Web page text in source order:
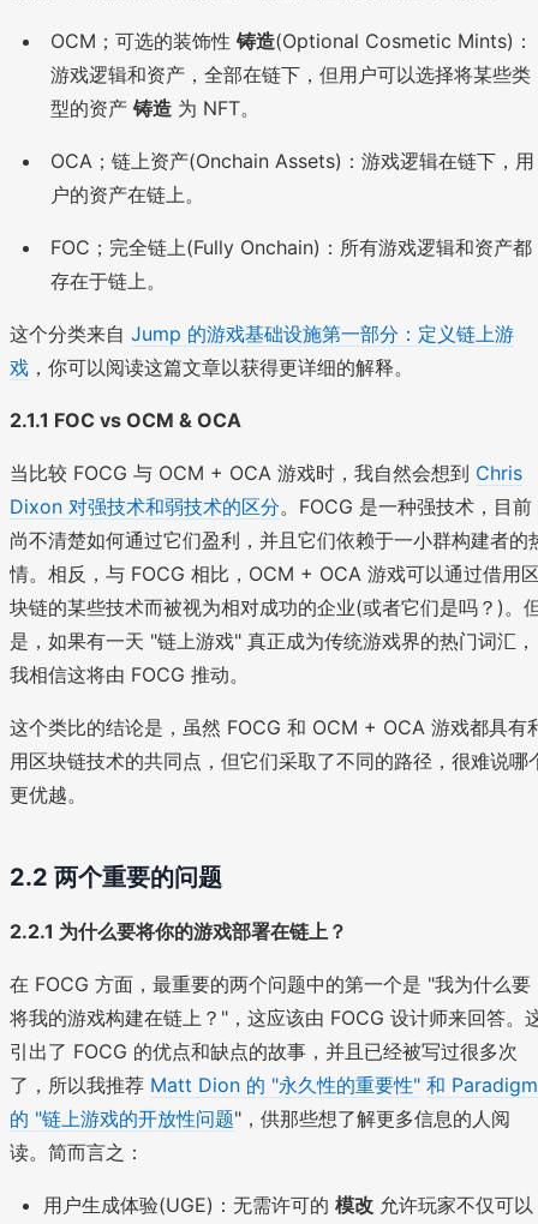
OCM；可选的装饰性 铸造(Optional Cosmetic Mints)：
游戏逻辑和资产，全部在链下，但用户可以选择将某些类
型的资产 铸造 为 NFT。
OCA；链上资产(Onchain Assets)：游戏逻辑在链下，用
户的资产在链上。
FOC；完全链上(Fully Onchain)：所有游戏逻辑和资产都
存在于链上。
这个分类来自 Jump 的游戏基础设施第一部分：定义链上游
戏 ，你可以阅读这篇文章以获得更详细的解释。
2.1.1 FOC vs OCM & OCA
当比较 FOCG 与 OCM + OCA 游戏时，我自然会想到 Chris
Dixon 对强技术和弱技术的区分。FOCG 是一种强技术，目前
尚不清楚如何通过它们盈利，并且它们依赖于一小群构建者的
情。相反，与 FOCG 相比，OCM + OCA 游戏可以通过借用
块链的某些技术而被视为相对成功的企业(或者它们是吗？)。
是，如果有一天 "链上游戏" 真正成为传统游戏界的热门词汇，
我相信这将由 FOCG 推动。
这个类比的结论是，虽然 FOCG 和 OCM + OCA 游戏都具有
用区块链技术的共同点，但它们采取了不同的路径，很难说哪
更优越。
2.2 两个重要的问题
2.2.1 为什么要将你的游戏部署在链上？
在 FOCG 方面，最重要的两个问题中的第一个是 "我为什么要
将我的游戏构建在链上？"，这应该由 FOCG 设计师来回答。
引出了 FOCG 的优点和缺点的故事，并且已经被写过很多次
了，所以我推荐 Matt Dion 的 "永久性的重要性" 和 Paradigm
的 "链上游戏的开放性问题"，供那些想了解更多信息的人阅
读。简而言之：
用户生成体验(UGE)：无需许可的 模改 允许玩家不仅可以